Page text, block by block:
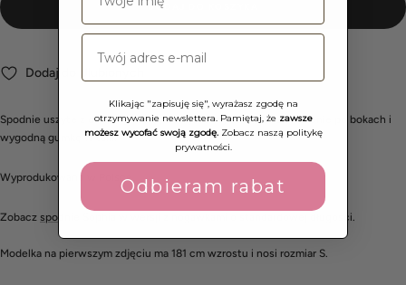
DODAJ DO KOSZYKA
Dodaj do Ulubionych
Spodnie uszyte z dzianiny. Mają podwyższony stan, dwie kieszenie po bokach i
wygodną gumkę w talii.
Wyprodukowano w Polsce.
Zobacz spodnie Sophia w wersji z nogawkami o standardowej długości.
Modelka na pierwszym zdjęciu ma 181 cm wzrostu i nosi rozmiar S.
Klikając "zapisuję się", wyrażasz zgodę na
otrzymywanie newslettera. Pamiętaj, że zawsze
możesz wycofać swoją zgodę.Zobacz naszą politykę
prywatności.
Odbieram rabat